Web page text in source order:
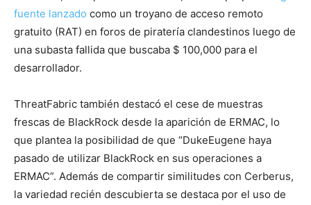
fuente lanzado como un troyano de acceso remoto
gratuito (RAT) en foros de piratería clandestinos luego de
una subasta fallida que buscaba $ 100,000 para el
desarrollador.
ThreatFabric también destacó el cese de muestras
frescas de BlackRock desde la aparición de ERMAC, lo
que plantea la posibilidad de que “DukeEugene haya
pasado de utilizar BlackRock en sus operaciones a
ERMAC”. Además de compartir similitudes con Cerberus,
la variedad recién descubierta se destaca por el uso de